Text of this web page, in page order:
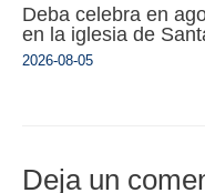
Deba celebra en
en la iglesia de
2026-08-05
Deja un